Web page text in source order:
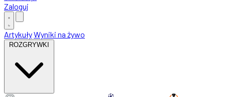
Zaloguj
ArtykułyWyniki na żywo
ROZGRYWKI